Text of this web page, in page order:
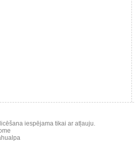
iespējama tikai ar atļauju.